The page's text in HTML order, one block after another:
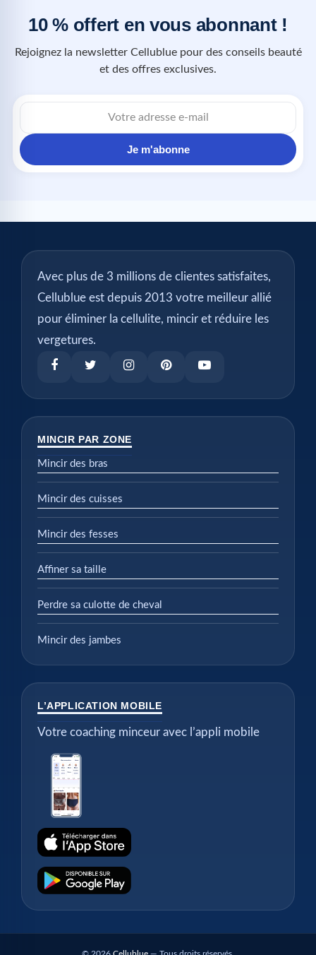
10 % offert en vous abonnant !
Rejoignez la newsletter Cellublue pour des conseils beauté
et des offres exclusives.
Je m'abonne
Avec plus de 3 millions de clientes satisfaites,
Cellublue est depuis 2013 votre meilleur allié
pour éliminer la cellulite, mincir et réduire les
vergetures.
MINCIR PAR ZONE
Mincir des bras
Mincir des cuisses
Mincir des fesses
Affiner sa taille
Perdre sa culotte de cheval
Mincir des jambes
L’APPLICATION MOBILE
Votre coaching minceur avec l’appli mobile